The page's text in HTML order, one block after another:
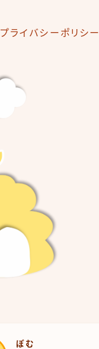
プライバシーポリシー
ぽむ